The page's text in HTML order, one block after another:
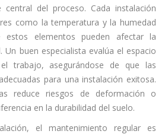
del proceso. Cada instalación
como la temperatura y la humedad
elementos pueden afectar la
Un buen especialista evalúa el espacio
trabajo, asegurándose de que las
para una instalación exitosa.
reduce riesgos de deformación o
en la durabilidad del suelo.
el mantenimiento regular es